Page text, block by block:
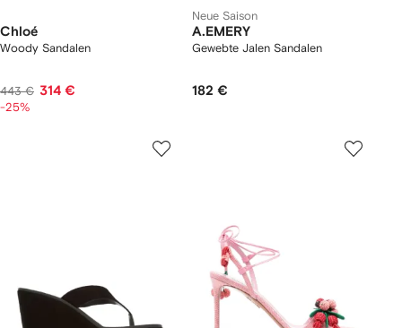
Chloé
Woody Sandalen
443 € 314 €
-25%
Neue Saison
A.EMERY
Gewebte Jalen Sandalen
182 €